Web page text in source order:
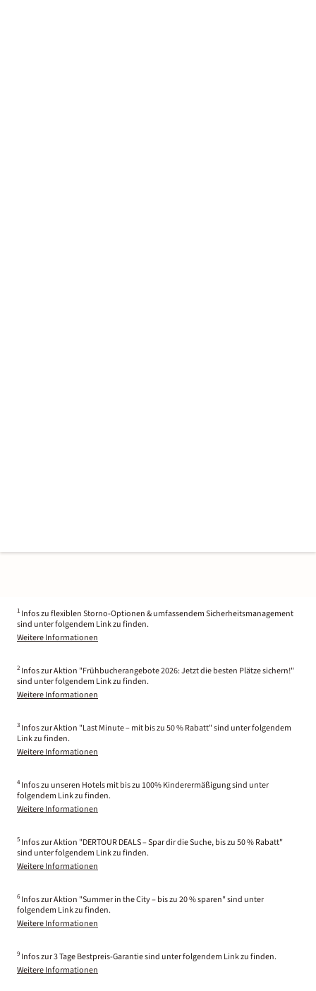
1 Infos zu flexiblen Storno-Optionen & umfassendem Sicherheitsmanagement
sind unter folgendem Link zu finden.
Weitere Informationen
2 Infos zur Aktion "Frühbucherangebote 2026: Jetzt die besten Plätze sichern!"
sind unter folgendem Link zu finden.
Weitere Informationen
3 Infos zur Aktion "Last Minute – mit bis zu 50 % Rabatt" sind unter folgendem
Link zu finden.
Weitere Informationen
4 Infos zu unseren Hotels mit bis zu 100% Kinderermäßigung sind unter
folgendem Link zu finden.
Weitere Informationen
5 Infos zur Aktion "DERTOUR DEALS – Spar dir die Suche, bis zu 50 % Rabatt"
sind unter folgendem Link zu finden.
Weitere Informationen
6 Infos zur Aktion "Summer in the City – bis zu 20 % sparen" sind unter
folgendem Link zu finden.
Weitere Informationen
9 Infos zur 3 Tage Bestpreis-Garantie sind unter folgendem Link zu finden.
Weitere Informationen